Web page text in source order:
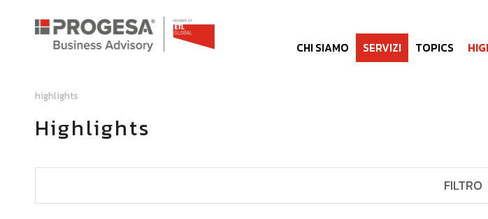
CHI SIAMO SERVIZI TOPICS
highlights
Highlights
FILTRO